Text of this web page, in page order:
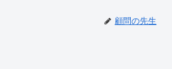
顧問の先生